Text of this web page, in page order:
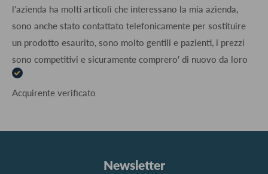
l'azienda ha molti articoli che interessano la mia azienda,
sono anche stato contattato telefonicamente per sostituire
un prodotto esaurito, sono molto gentili e pazienti, i prezzi
sono competitivi e sicuramente comprero' di nuovo da loro
Acquirente verificato
Newsletter